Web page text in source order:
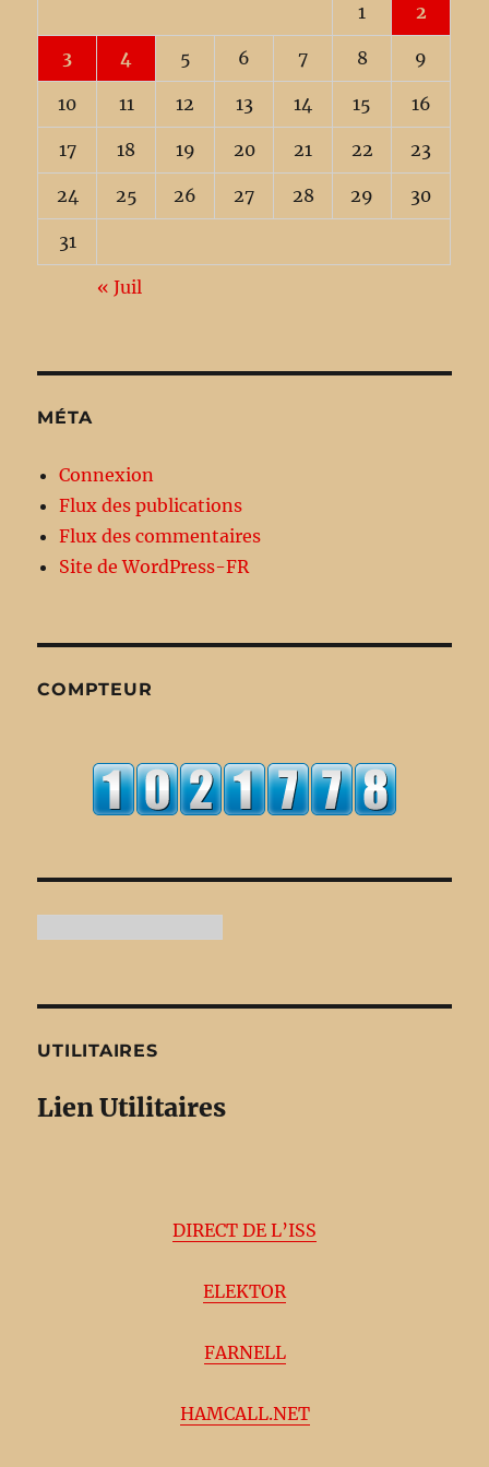
1 2
3 4 5 6 7 8 9
10 11 12 13 14 15 16
17 18 19 20 21 22 23
24 25 26 27 28 29 30
31
« Juil
MÉTA
Connexion
Flux des publications
Flux des commentaires
Site de WordPress-FR
COMPTEUR
UTILITAIRES
Lien Utilitaires
DIRECT DE L’ISS
ELEKTOR
FARNELL
HAMCALL.NET